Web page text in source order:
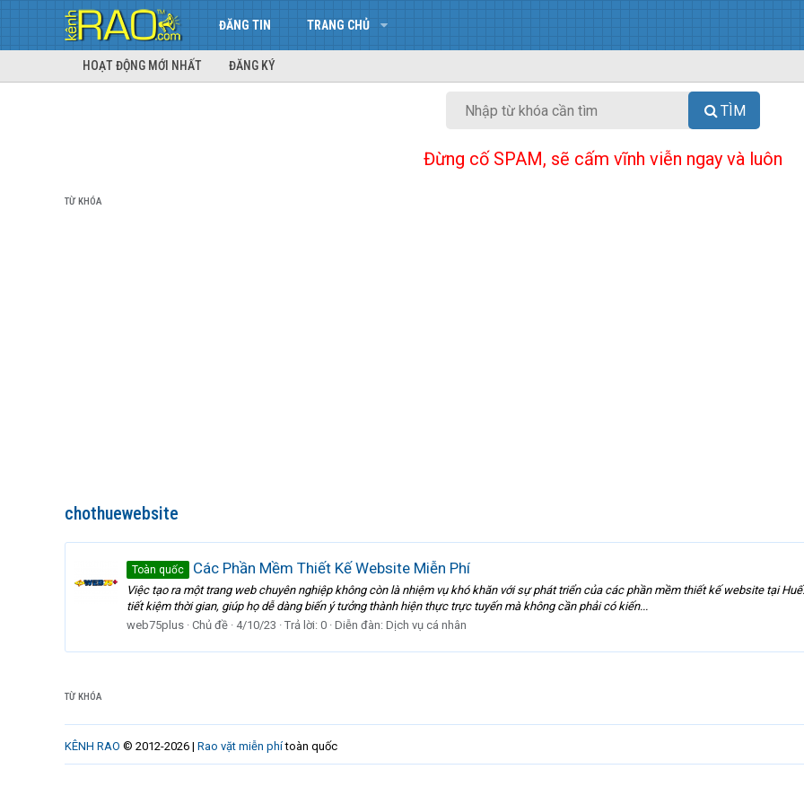
ĐĂNG TIN TRANG CHỦ
HOẠT ĐỘNG MỚI NHẤT ĐĂNG KÝ
TÌM
Đừng cố SPAM, sẽ cấm vĩnh viễn ngay và luôn
TỪ KHÓA
chothuewebsite
Toàn quốc Các Phần Mềm Thiết Kế Website Miễn Phí
Việc tạo ra một trang web chuyên nghiệp không còn là nhiệm vụ khó khăn với sự phát triển của các phần mềm thiết kế website tại
tiết kiệm thời gian, giúp họ dễ dàng biến ý tưởng thành hiện thực trực tuyến mà không cần phải có kiến...
web75plus Chủ đề 4/10/23 Trả lời: 0 Diễn đàn: Dịch vụ cá nhân
TỪ KHÓA
KÊNH RAO © 2012-2026 | Rao vặt miễn phítoàn quốc